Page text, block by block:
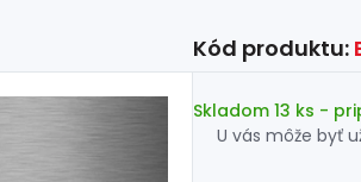
Kód produktu:
Skladom 13 ks -
U vás môže byť